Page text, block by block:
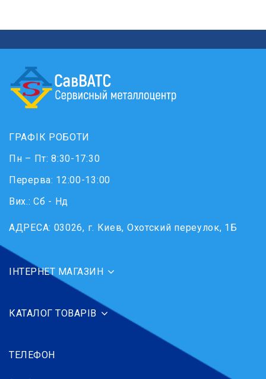
ГРАФІК РОБОТИ
Пн – Пт: 8:30-17:30
Перерва: 12:00-13:00
Вих.: Сб - Нд
АДРЕСА: 03026, г. Киев, Охотский переулок, 1Б
ІНТЕРНЕТ МАГАЗИН
КАТАЛОГ ТОВАРІВ
ТЕЛЕФОН